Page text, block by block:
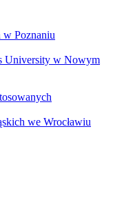
Poznaniu
University w Nowym
we Wrocławiu